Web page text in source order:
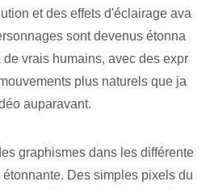
et des effets d'éclairage ava
sont devenus étonna
vrais humains, avec des expr
plus naturels que ja
auparavant.
graphismes dans les différente
Des simples pixels du